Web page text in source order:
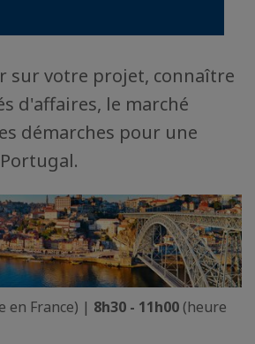
sur votre projet, connaître
d'affaires, le marché
démarches pour une
en France) | 8h30 - 11h00 (heure